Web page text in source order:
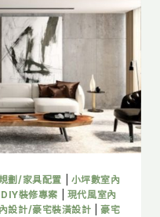
劃/家具配置
小坪數室內
裝修專案
現代風室內
設計/豪宅裝潢設計 |豪宅